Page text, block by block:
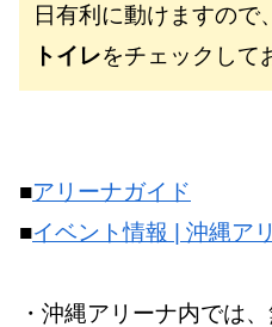
日有利に動けますので
トイレをチェックして
■アリーナガイド
■イベント情報 | 沖縄ア
・沖縄アリーナ内では